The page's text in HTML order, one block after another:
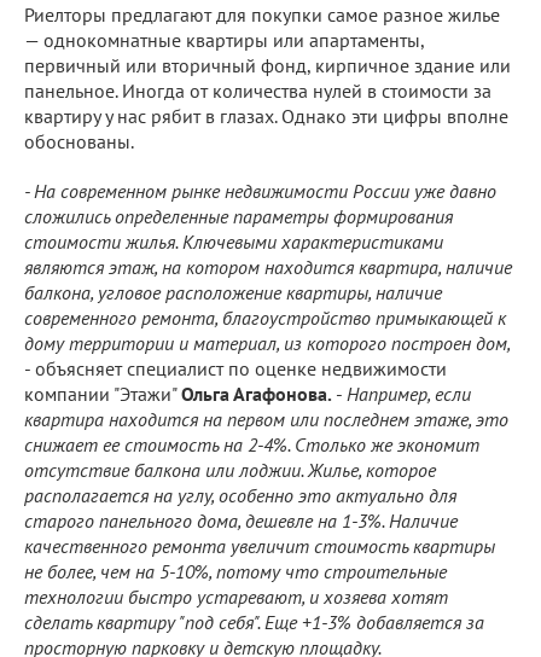
Риелторы предлагают для покупки самое разное жилье
— однокомнатные квартиры или апартаменты,
первичный или вторичный фонд, кирпичное здание или
панельное. Иногда от количества нулей в стоимости за
квартиру у нас рябит в глазах. Однако эти цифры вполне
обоснованы.
- На современном рынке недвижимости России уже давно
сложились определенные параметры формирования
стоимости жилья. Ключевыми характеристиками
являются этаж, на котором находится квартира, наличие
балкона, угловое расположение квартиры, наличие
современного ремонта, благоустройство примыкающей к
дому территории и материал, из которого построен дом,
- объясняет специалист по оценке недвижимости
компании "Этажи"Ольга Агафонова. - Например, если
квартира находится на первом или последнем этаже, это
снижает ее стоимость на 2-4%. Столько же экономит
отсутствие балкона или лоджии. Жилье, которое
располагается на углу, особенно это актуально для
старого панельного дома, дешевле на 1-3%. Наличие
качественного ремонта увеличит стоимость квартиры
не более, чем на 5-10%, потому что строительные
технологии быстро устаревают, и хозяева хотят
сделать квартиру "под себя". Еще +1-3% добавляется за
просторную парковку и детскую площадку.